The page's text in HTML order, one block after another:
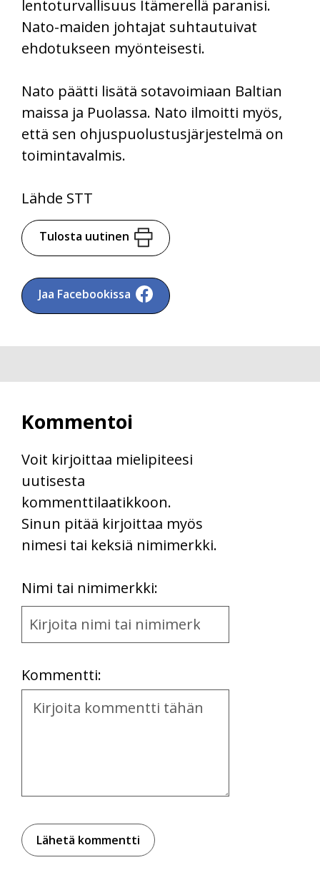
lentoturvallisuus Itämerellä paranisi.
Nato-maiden johtajat suhtautuivat
ehdotukseen myönteisesti.
Nato päätti lisätä sotavoimiaan Baltian
maissa ja Puolassa. Nato ilmoitti myös,
että sen ohjuspuolustusjärjestelmä on
toimintavalmis.
Lähde STT
Tulosta uutinen
Jaa Facebookissa
Kommentoi
Voit kirjoittaa mielipiteesi
uutisesta
kommenttilaatikkoon.
Sinun pitää kirjoittaa myös
nimesi tai keksiä nimimerkki.
Nimi tai nimimerkki:
Name
and
Kommentti:
Kommentti